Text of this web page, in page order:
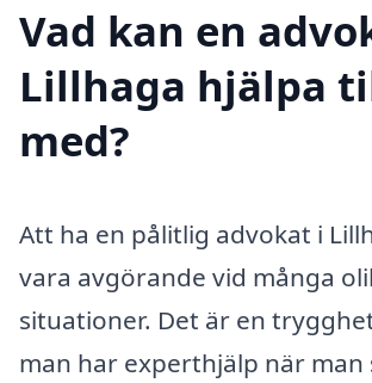
Vad kan en
Lillhaga hjälpa
med?
Att ha en pålitlig advokat i
vara avgörande vid många
situationer. Det är en
man har experthjälp när